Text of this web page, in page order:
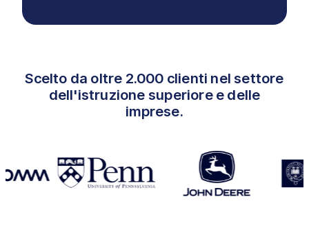
Scelto da oltre 2.000 clienti nel settore
dell'istruzione superiore e delle
imprese.